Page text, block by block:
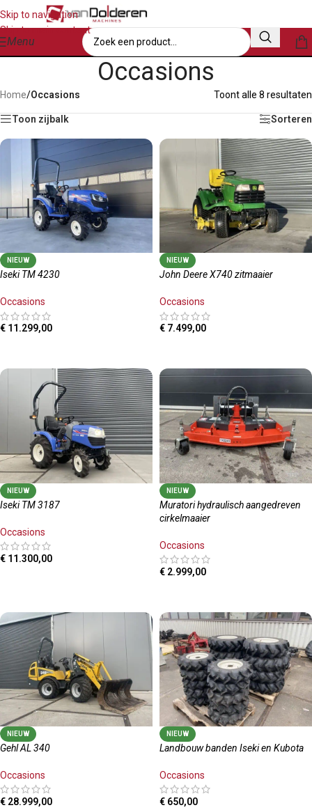
Skip to navigation
Skip to main content
Menu
Occasions
Home/Occasions Toont alle 8 resultaten
Toon zijbalk Sorteren
NIEUW
Iseki TM 4230
Occasions
€ 11.299,00
NIEUW
John Deere X740 zitmaaier
Occasions
€ 7.499,00
NIEUW
Iseki TM 3187
Occasions
€ 11.300,00
NIEUW
Muratori hydraulisch aangedreven
cirkelmaaier
Occasions
€ 2.999,00
NIEUW
Gehl AL 340
Occasions
€ 28.999,00
NIEUW
Landbouw banden Iseki en Kubota
Occasions
€ 650,00